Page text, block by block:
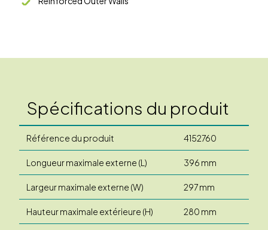
Spécifications du produit
Référence du produit 4152760
Longueur maximale externe (L) 396 mm
Largeur maximale externe (W) 297 mm
Hauteur maximale extérieure (H) 280 mm